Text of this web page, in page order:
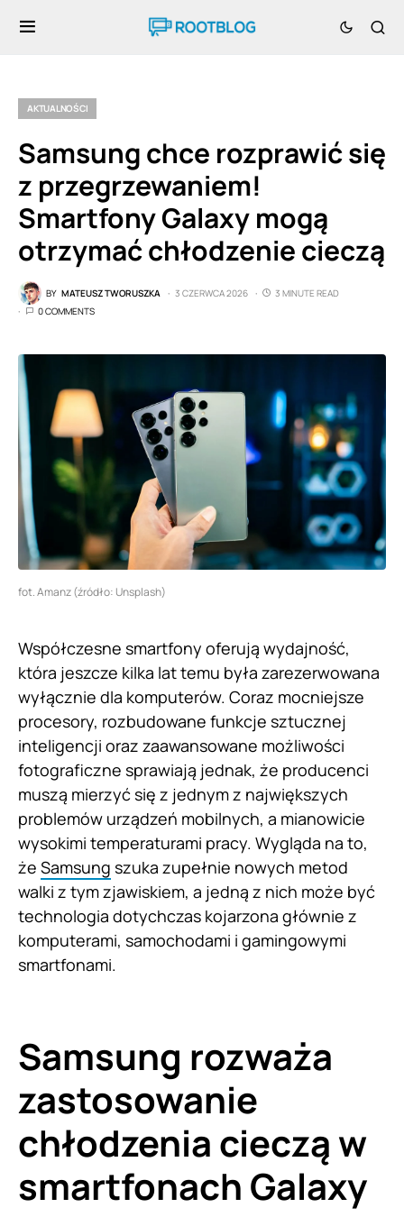
AKTUALNOŚCI
Samsung chce rozprawić się
z przegrzewaniem!
Smartfony Galaxy mogą
otrzymać chłodzenie cieczą
BY MATEUSZ TWORUSZKA 3 CZERWCA 2026
3 MINUTE READ
0 COMMENTS
fot. Amanz (źródło: Unsplash)
Współczesne smartfony oferują wydajność,
która jeszcze kilka lat temu była zarezerwowana
wyłącznie dla komputerów. Coraz mocniejsze
procesory, rozbudowane funkcje sztucznej
inteligencji oraz zaawansowane możliwości
fotograficzne sprawiają jednak, że producenci
muszą mierzyć się z jednym z największych
problemów urządzeń mobilnych, a mianowicie
wysokimi temperaturami pracy. Wygląda na to,
że Samsung szuka zupełnie nowych metod
walki z tym zjawiskiem, a jedną z nich może być
technologia dotychczas kojarzona głównie z
komputerami, samochodami i gamingowymi
smartfonami.
Samsung rozważa
zastosowanie
chłodzenia cieczą w
smartfonach Galaxy